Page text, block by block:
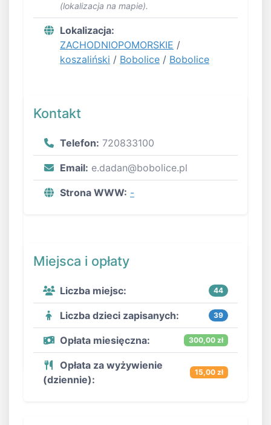
(lokalizacja na mapie).
Lokalizacja:
ZACHODNIOPOMORSKIE /
koszaliński / Bobolice / Bobolice
Kontakt
Telefon: 720833100
Email: e.dadan@bobolice.pl
Strona WWW: -
Miejsca i opłaty
Liczba miejsc: 44
Liczba dzieci zapisanych: 39
Opłata miesięczna: 300,00 zł
Opłata za wyżywienie
(dziennie):
15,00 zł